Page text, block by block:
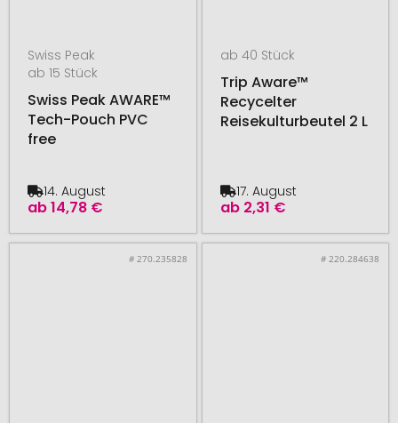
Swiss Peak
ab 15 Stück
Swiss Peak AWARE™
Tech-Pouch PVC
free
ab14,78 €
14. August
ab 40 Stück
Trip Aware™
Recycelter
Reisekulturbeutel 2 L
ab 2,31 €
17. August
# 270.235828 # 220.284638